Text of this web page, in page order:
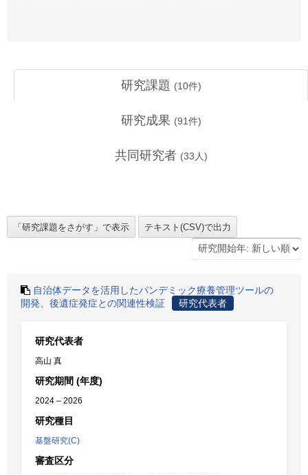
研究課題 (10件)
研究成果 (91件)
共同研究者 (33 人)
自治体データを活用したパンデミック療養管理ツールの
開発、後遺症発症との関連性検証
研究代表者
研究代表者
高山 真
研究期間 (年度)
2024 – 2026
研究種目
基盤研究(C)
審査区分